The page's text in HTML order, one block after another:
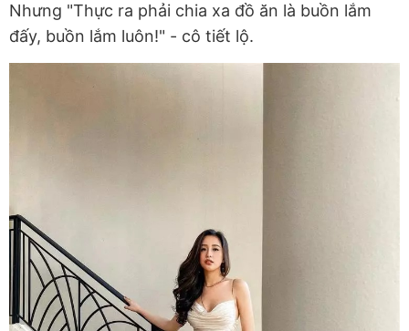
Nhưng "Thực ra phải chia xa đồ ăn là buồn lắm
đấy, buồn lắm luôn!" - cô tiết lộ.